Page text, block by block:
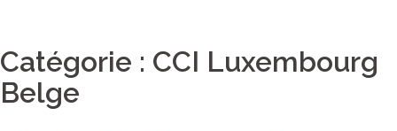
Catégorie : CCI Luxembourg
Belge